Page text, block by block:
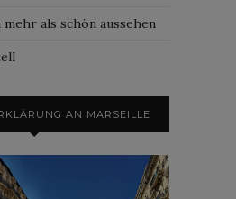
als schön aussehen
AN MARSEILLE